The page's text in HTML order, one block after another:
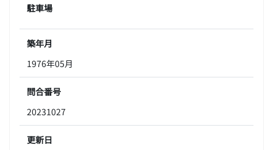
駐車場
築年月
1976年05月
問合番号
20231027
更新日